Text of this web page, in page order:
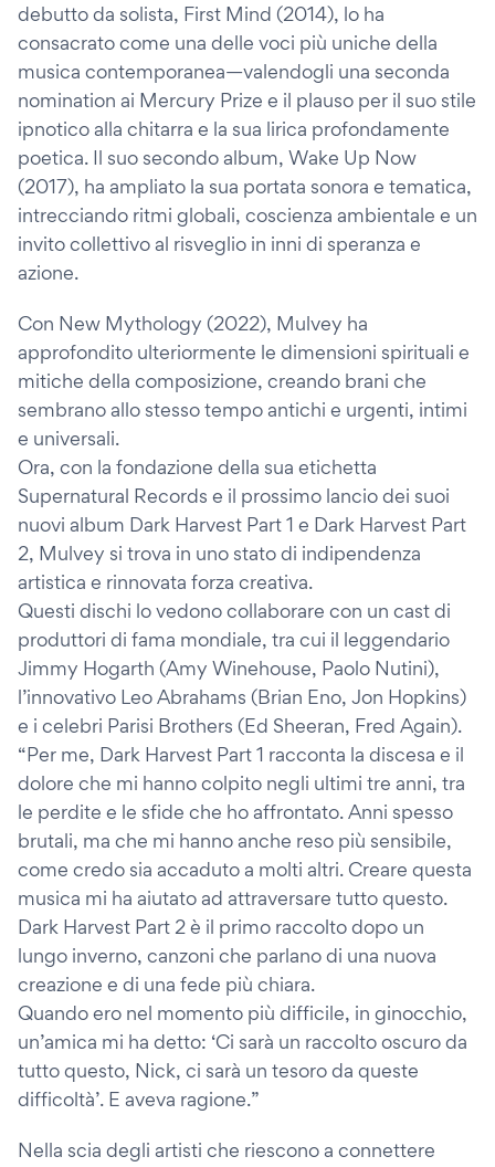
debutto da solista, First Mind (2014), lo ha
consacrato come una delle voci più uniche della
musica contemporanea—valendogli una seconda
nomination ai Mercury Prize e il plauso per il suo stile
ipnotico alla chitarra e la sua lirica profondamente
poetica. Il suo secondo album, Wake Up Now
(2017), ha ampliato la sua portata sonora e tematica,
intrecciando ritmi globali, coscienza ambientale e un
invito collettivo al risveglio in inni di speranza e
azione.
Con New Mythology (2022), Mulvey ha
approfondito ulteriormente le dimensioni spirituali e
mitiche della composizione, creando brani che
sembrano allo stesso tempo antichi e urgenti, intimi
e universali.
Ora, con la fondazione della sua etichetta
Supernatural Records e il prossimo lancio dei suoi
nuovi album Dark Harvest Part 1 e Dark Harvest Part
2, Mulvey si trova in uno stato di indipendenza
artistica e rinnovata forza creativa.
Questi dischi lo vedono collaborare con un cast di
produttori di fama mondiale, tra cui il leggendario
Jimmy Hogarth (Amy Winehouse, Paolo Nutini),
l’innovativo Leo Abrahams (Brian Eno, Jon Hopkins)
e i celebri Parisi Brothers (Ed Sheeran, Fred Again).
“Per me, Dark Harvest Part 1 racconta la discesa e il
dolore che mi hanno colpito negli ultimi tre anni, tra
le perdite e le sfide che ho affrontato. Anni spesso
brutali, ma che mi hanno anche reso più sensibile,
come credo sia accaduto a molti altri. Creare questa
musica mi ha aiutato ad attraversare tutto questo.
Dark Harvest Part 2 è il primo raccolto dopo un
lungo inverno, canzoni che parlano di una nuova
creazione e di una fede più chiara.
Quando ero nel momento più difficile, in ginocchio,
un’amica mi ha detto: ‘Ci sarà un raccolto oscuro da
tutto questo, Nick, ci sarà un tesoro da queste
difficoltà’. E aveva ragione.”
Nella scia degli artisti che riescono a connettere